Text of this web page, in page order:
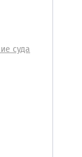
суда